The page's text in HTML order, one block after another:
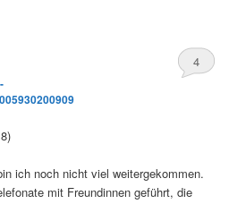
4
ich noch nicht viel weitergekommen.
mit Freundinnen geführt, die